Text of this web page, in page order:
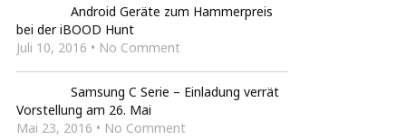
Android Geräte zum Hammerpreis
bei der iBOOD Hunt
Juli 10, 2016 • No Comment
Samsung C Serie – Einladung verrät
Vorstellung am 26. Mai
Mai 23, 2016 • No Comment